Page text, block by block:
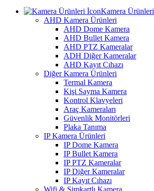
Kamera Ürünleri
AHD Kamera Ürünleri
AHD Dome Kamera
AHD Bullet Kamera
AHD PTZ Kameralar
ADH Diğer Kameralar
AHD Kayıt Cıhazı
Diğer Kamera Ürünleri
Termal Kamera
Kişi Sayma Kamera
Kontrol Klavyeleri
Araç Kameraları
Güvenlik Monitörleri
Plaka Tanıma
IP Kamera Ürünleri
IP Dome Kamera
IP Bullet Kamera
IP PTZ Kameralar
IP Diğer Kameralar
IP Kayıt Cıhazı
Wifi & Simkartlı Kamera